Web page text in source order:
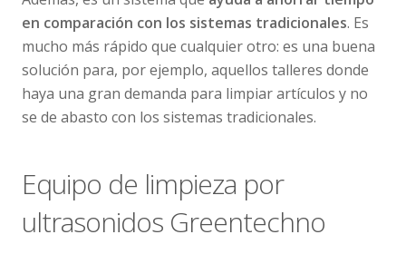
en comparación con los sistemas tradicionales. Es
mucho más rápido que cualquier otro: es una buena
solución para, por ejemplo, aquellos talleres donde
haya una gran demanda para limpiar artículos y no
se de abasto con los sistemas tradicionales.
Equipo de limpieza por
ultrasonidos Greentechno